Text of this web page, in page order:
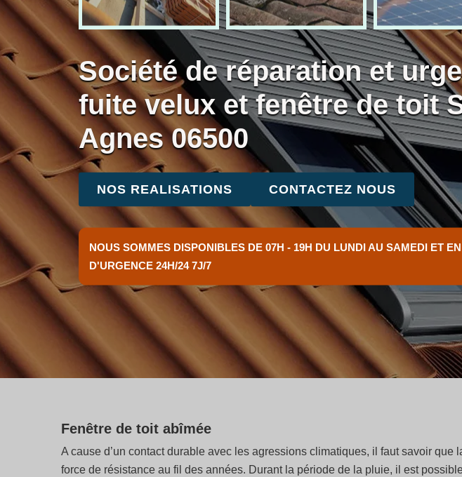
Société de réparation et
fuite velux et fenêtre de toit
Agnes 06500
NOS REALISATIONS CONTACTEZ NOUS
NOUS SOMMES DISPONIBLES DE 07H - 19H DU LUNDI AU SAMEDI ET
D'URGENCE 24H/24 7J/7
Fenêtre de toit abîmée
A cause d’un contact durable avec les agressions climatiques, il faut savoir que
force de résistance au fil des années. Durant la période de la pluie, il est